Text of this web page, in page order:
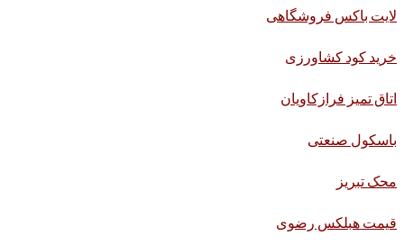
لایت باکس فروشگاهی
خرید کود کشاورزی
اتاق تمیز فرازکاویان
باسکول صنعتی
محک تبریز
قیمت هبلکس رضوی